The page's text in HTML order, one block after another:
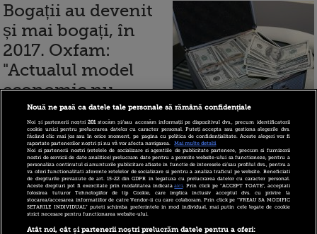
Bogații au devenit
și mai bogați, în
2017. Oxfam:
"Actualul model
economic nu
funcționează. Cei
din vârf devin tot mai bogaţi şi
milioanele de la bază primesc salarii
care le perpetuează sărăcia"
10 ianuarie 2018
Nouă ne pasă ca datele tale personale să rămână confidențiale
Noi și partenerii noștri201stocăm și/sau accesăm informații pe dispozitivul dvs., precum identificatorii
cookie unici pentru prelucrarea datelor cu caracter personal. Puteți accepta sau gestiona alegerile dvs.
făcând clic mai jos sau în orice moment, pe pagina cu politica de confidențialitate. Aceste alegeri vor fi
raportate partenerilor noștri și nu vă vor afecta navigarea.
Mai multe detalii
Noi si partenerii nostri (retelele de socializare si agentiile de publicitate partenere, precum si furnizorii
nostri de servicii de date analitice) prelucram date pentru a permite website-ului sa functioneze, pentru a
personaliza continutul si anunturile publicitare afisate in functie de interesele si/sau profilul dvs., pentru a
va oferi functionalitati aferente retelelor de socializare si pentru a analiza traficul pe website. Beneficiati
de drepturile prevazute de art. 15-22 din GDPR in legatura cu prelucrarea datelor cu caracter personal.
Aceste drepturi pot fi exercitate prin modalitatea indicataaici. Prin click pe “ACCEPT TOATE”, acceptati
folosirea tuturor Tehnologiilor de tip Cookie, care implica inclusiv acceptul dvs. cu privire la
stocarea/accesarea informatiilor de catre Vendor-ii cu care colaboram. Prin click pe “VREAU SA MODIFIC
SETARILE INDIVIDUAL” puteti schimba preferintele in mod individual, mai putin cele legate de cookie
strict necesare pentru functionarea website-ului.
Atât noi, cât și partenerii noștri prelucrăm datele pentru a oferi: